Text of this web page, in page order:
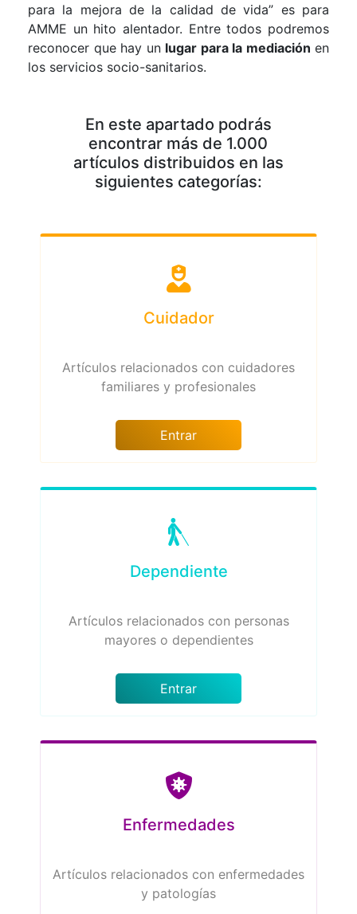
para la mejora de la calidad de vida” es para
AMME un hito alentador. Entre todos podremos
reconocer que hay un lugar para la mediación en
los servicios socio-sanitarios.
En este apartado podrás
encontrar más de 1.000
artículos distribuidos en las
siguientes categorías:
Cuidador
Artículos relacionados con cuidadores
familiares y profesionales
Entrar
Dependiente
Artículos relacionados con personas
mayores o dependientes
Entrar
Enfermedades
Artículos relacionados con enfermedades
y patologías